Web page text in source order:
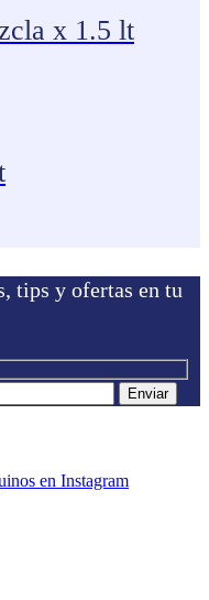
x 1.5 lt
tips y ofertas en tu
Instagram